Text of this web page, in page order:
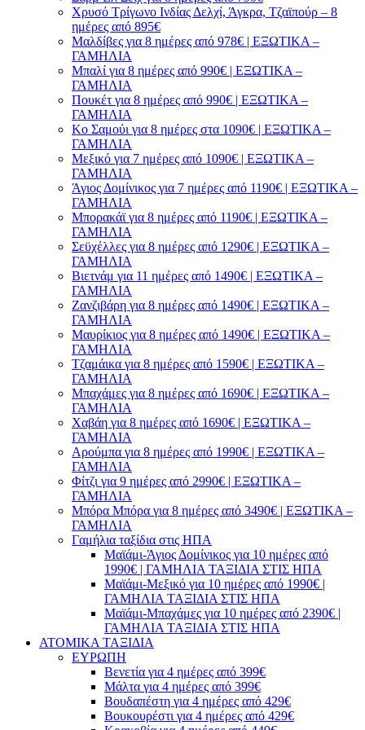
Χρυσό Τρίγωνο Ινδίας Δελχί, Άγκρα, Τζαϊπούρ – 8
ημέρες από 895€
Μαλδίβες για 8 ημέρες από 978€ | ΕΞΩΤΙΚΑ –
ΓΑΜΗΛΙΑ
Μπαλί για 8 ημέρες από 990€ | ΕΞΩΤΙΚΑ –
ΓΑΜΗΛΙΑ
Πουκέτ για 8 ημέρες από 990€ | ΕΞΩΤΙΚΑ –
ΓΑΜΗΛΙΑ
Κο Σαμούι για 8 ημέρες στα 1090€ | ΕΞΩΤΙΚΑ –
ΓΑΜΗΛΙΑ
Μεξικό για 7 ημέρες από 1090€ | ΕΞΩΤΙΚΑ –
ΓΑΜΗΛΙΑ
Άγιος Δομίνικος για 7 ημέρες από 1190€ | ΕΞΩΤΙΚΑ –
ΓΑΜΗΛΙΑ
Μπορακάϊ για 8 ημέρες από 1190€ | ΕΞΩΤΙΚΑ –
ΓΑΜΗΛΙΑ
Σεϋχέλλες για 8 ημέρες από 1290€ | ΕΞΩΤΙΚΑ –
ΓΑΜΗΛΙΑ
Βιετνάμ για 11 ημέρες από 1490€ | ΕΞΩΤΙΚΑ –
ΓΑΜΗΛΙΑ
Ζανζιβάρη για 8 ημέρες από 1490€ | ΕΞΩΤΙΚΑ –
ΓΑΜΗΛΙΑ
Μαυρίκιος για 8 ημέρες από 1490€ | ΕΞΩΤΙΚΑ –
ΓΑΜΗΛΙΑ
Τζαμάικα για 8 ημέρες από 1590€ | ΕΞΩΤΙΚΑ –
ΓΑΜΗΛΙΑ
Μπαχάμες για 8 ημέρες από 1690€ | ΕΞΩΤΙΚΑ –
ΓΑΜΗΛΙΑ
Χαβάη για 8 ημέρες από 1690€ | ΕΞΩΤΙΚΑ –
ΓΑΜΗΛΙΑ
Αρούμπα για 8 ημέρες από 1990€ | ΕΞΩΤΙΚΑ –
ΓΑΜΗΛΙΑ
Φίτζι για 9 ημέρες από 2990€ | ΕΞΩΤΙΚΑ –
ΓΑΜΗΛΙΑ
Μπόρα Μπόρα για 8 ημέρες από 3490€ | ΕΞΩΤΙΚΑ –
ΓΑΜΗΛΙΑ
Γαμήλια ταξίδια στις ΗΠΑ
Μαϊάμι-Άγιος Δομίνικος για 10 ημέρες από
1990€ | ΓΑΜΗΛΙΑ ΤΑΞΙΔΙΑ ΣΤΙΣ ΗΠΑ
Μαϊάμι-Μεξικό για 10 ημέρες από 1990€ |
ΓΑΜΗΛΙΑ ΤΑΞΙΔΙΑ ΣΤΙΣ ΗΠΑ
Μαϊάμι-Μπαχάμες για 10 ημέρες από 2390€ |
ΓΑΜΗΛΙΑ ΤΑΞΙΔΙΑ ΣΤΙΣ ΗΠΑ
ΑΤΟΜΙΚΑ ΤΑΞΙΔΙΑ
ΕΥΡΩΠΗ
Βενετία για 4 ημέρες από 399€
Μάλτα για 4 ημέρες από 399€
Βουδαπέστη για 4 ημέρες από 429€
Βουκουρέστι για 4 ημέρες από 429€